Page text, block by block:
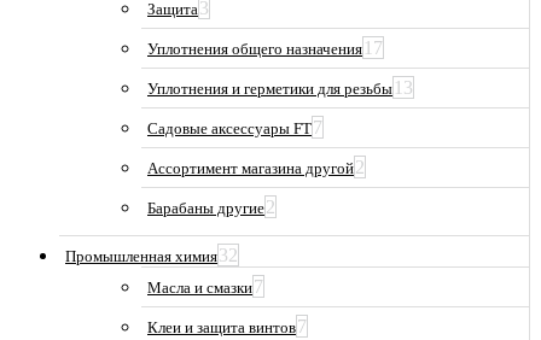
Защита3
Уплотнения общего назначения 17
Уплотнения и герметики для резьбы 13
Садовые аксессуары FT7
Ассортимент магазина другой2
Барабаны другие2
Промышленная химия32
Масла и смазки7
Клеи и защита винтов7